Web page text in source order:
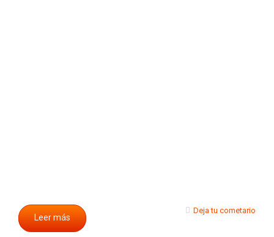
Leer más
Deja tu cometario